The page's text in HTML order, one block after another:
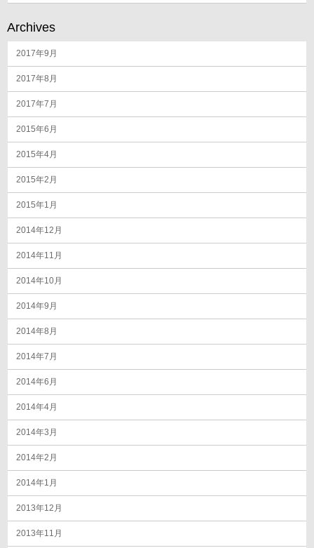
Archives
2017年9月
2017年8月
2017年7月
2015年6月
2015年4月
2015年2月
2015年1月
2014年12月
2014年11月
2014年10月
2014年9月
2014年8月
2014年7月
2014年6月
2014年4月
2014年3月
2014年2月
2014年1月
2013年12月
2013年11月